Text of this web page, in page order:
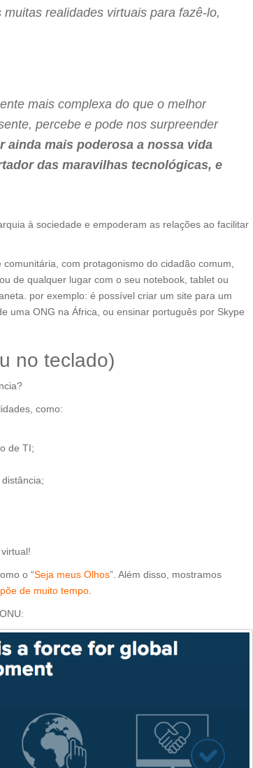
realidades virtuais para fazê-lo,
mais complexa do que o melhor
percebe e pode nos surpreender
ainda mais poderosa a nossa vida
das maravilhas tecnológicas, e
à sociedade e empoderam as relações ao facilitar
com protagonismo do cidadão comum,
de qualquer lugar com o seu notebook, tablet ou
por exemplo: é possível criar um site para um
uma ONG na África, ou ensinar português por Skype
no teclado)
como:
de TI;
o “Seja meus Olhos”. Além disso, mostramos
de muito tempo